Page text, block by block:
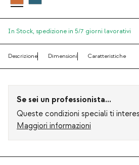
In Stock, spedizione in 5/7 giorni lavorativi
Descrizione Dimensioni Caratteristiche
Se sei un professionista...
Queste condizioni speciali ti
Maggiori informazioni